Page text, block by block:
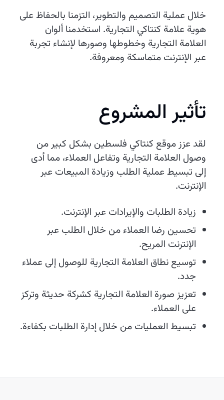
خلال عملية التصميم والتطوير، التزمنا بالحفاظ على
هوية علامة كنتاكي التجارية. استخدمنا ألوان
العلامة التجارية وخطوطها وصورها لإنشاء تجربة
عبر الإنترنت متماسكة ومعروفة.
تأثير المشروع
لقد عزز موقع كنتاكي فلسطين بشكل كبير من
وصول العلامة التجارية وتفاعل العملاء، مما أدى
إلى تبسيط عملية الطلب وزيادة المبيعات عبر
الإنترنت.
زيادة الطلبات والإيرادات عبر الإنترنت.
تحسين رضا العملاء من خلال الطلب عبر
الإنترنت المريح.
توسيع نطاق العلامة التجارية للوصول إلى عملاء
جدد.
تعزيز صورة العلامة التجارية كشركة حديثة وتركز
على العملاء.
تبسيط العمليات من خلال إدارة الطلبات بكفاءة.